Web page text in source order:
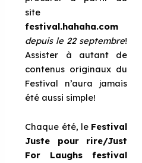
site
festival.hahaha.com
depuis le 22 septembre!
Assister à autant de
contenus originaux du
Festival n’aura jamais
été aussi simple!
Chaque été, le Festival
Juste pour rire/Just
For Laughs festival